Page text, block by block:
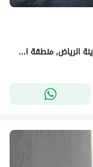
عمارة للإيجار في شارع الطائف, حي ظهرة لبن, مدينة الرياض, منطقة الرياض